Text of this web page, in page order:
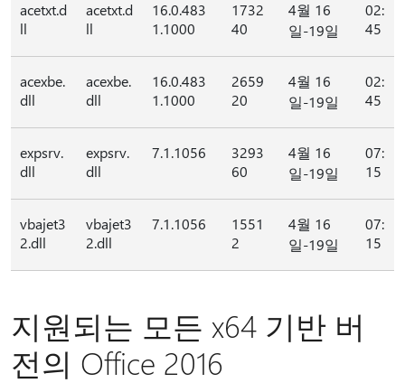
acetxt.d
ll
acetxt.d
ll
16.0.483
1.1000
1732
40
4월 16
일-19일
02:
45
acexbe.
dll
acexbe.
dll
16.0.483
1.1000
2659
20
4월 16
일-19일
02:
45
expsrv.
dll
expsrv.
dll
7.1.1056
3293
60
4월 16
일-19일
07:
15
vbajet3
2.dll
vbajet3
2.dll
7.1.1056
1551
2
4월 16
일-19일
07:
15
지원되는 모든 x64 기반 버
전의 Office 2016